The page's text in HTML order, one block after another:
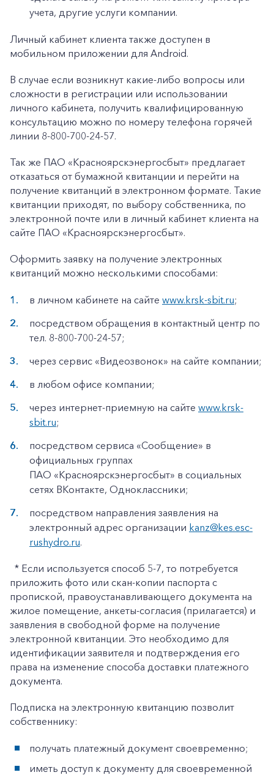
+7-800-700-24-57
Заказать обратный звонок
Частным клиентам
Корпоративным клиентам
учета, другие услуги компании.
Личный кабинет клиента также доступен в
мобильном приложении для Android.
В случае если возникнут какие-либо вопросы или
сложности в регистрации или использовании
личного кабинета, получить квалифицированную
консультацию можно по номеру телефона горячей
линии 8-800-700-24-57.
Так же ПАО «Красноярскэнергосбыт» предлагает
отказаться от бумажной квитанции и перейти на
получение квитанций в электронном формате. Такие
квитанции приходят, по выбору собственника, по
электронной почте или в личный кабинет клиента на
сайте ПАО «Красноярскэнергосбыт».
Оформить заявку на получение электронных
квитанций можно несколькими способами:
в личном кабинете на сайте www.krsk-sbit.ru;
посредством обращения в контактный центр по
тел. 8-800-700-24-57;
через сервис «Видеозвонок» на сайте компании;
в любом офисе компании;
через интернет-приемную на сайте www.krsk-
sbit.ru;
посредством сервиса «Сообщение» в
официальных группах
ПАО «Красноярскэнергосбыт» в социальных
сетях ВКонтакте, Одноклассники;
посредством направления заявления на
электронный адрес организации kanz@kes.esc-
rushydro.ru.
* Если используется способ 5-7, то потребуется
приложить фото или скан-копии паспорта с
пропиской, правоустанавливающего документа на
жилое помещение, анкеты-согласия (прилагается) и
заявления в свободной форме на получение
электронной квитанции. Это необходимо для
идентификации заявителя и подтверждения его
права на изменение способа доставки платежного
документа.
Подписка на электронную квитанцию позволит
собственнику:
получать платежный документ своевременно;
иметь доступ к документу для своевременной